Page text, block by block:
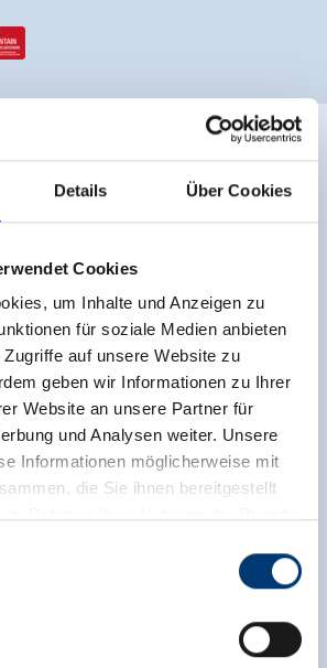
Details Über Cookies
Cookies
um Inhalte und Anzeigen zu
für soziale Medien anbieten
auf unsere Website zu
geben wir Informationen zu Ihrer
Website an unsere Partner für
und Analysen weiter. Unsere
Informationen möglicherweise mit
die Sie ihnen bereitgestellt
am Ziller
van de andere
verzamelt deze beoordelingen en
van de